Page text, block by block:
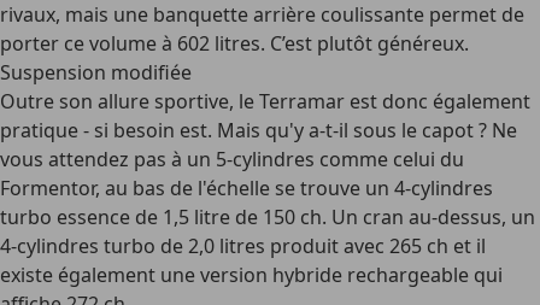
rivaux, mais une banquette arrière coulissante permet de
porter ce volume à 602 litres. C’est plutôt généreux.
Suspension modifiée
Outre son allure sportive, le Terramar est donc également
pratique - si besoin est. Mais qu'y a-t-il sous le capot ? Ne
vous attendez pas à un 5-cylindres comme celui du
Formentor, au bas de l'échelle se trouve un 4-cylindres
turbo essence de 1,5 litre de 150 ch. Un cran au-dessus, un
4-cylindres turbo de 2,0 litres produit avec 265 ch et il
existe également une version hybride rechargeable qui